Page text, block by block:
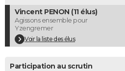
COPAINS D'AVANT
S'inscrire
Se connecter
Lycées
Collèges
Primaires
Universités
Entreprises
Service militaire
Avis de recherche
AVIS DE DÉCÈS
FORUM
Bricolage
Lifestyle
Culture
Sport
Auto
Television
Voyage
Cinema
Vincent PENON (11 élus)
Agissons ensemble pour
Yzengremer
Voir la liste des élus
Participation au scrutin